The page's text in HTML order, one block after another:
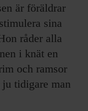
är föräldrar
sina
råder alla
i knät en
och ramsor
tidigare man